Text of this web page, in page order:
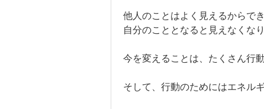
他人のことはよく見えるからで
自分のこととなると見えなくな
今を変えることは、たくさん行
そして、行動のためにはエネル